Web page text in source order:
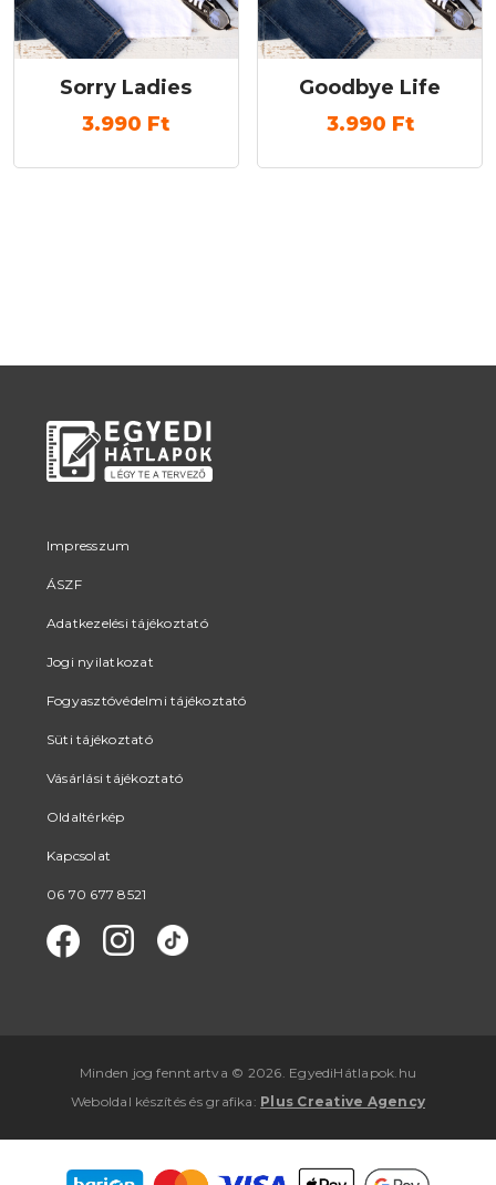
Sorry Ladies
3.990 Ft
Goodbye Life
3.990 Ft
Impresszum
ÁSZF
Adatkezelési tájékoztató
Jogi nyilatkozat
Fogyasztóvédelmi tájékoztató
Süti tájékoztató
Vásárlási tájékoztató
Oldaltérkép
Kapcsolat
06 70 677 8521
Minden jog fenntartva © 2026. EgyediHátlapok.hu
Weboldal készítés ésgrafika : Plus Creative Agency